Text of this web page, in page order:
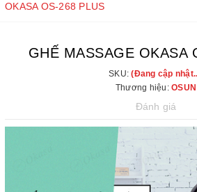
OKASA OS-268 PLUS
GHẾ MASSAGE OKASA
SKU:(Đang cập
Thương hiệu:OSUN
Đánh giá